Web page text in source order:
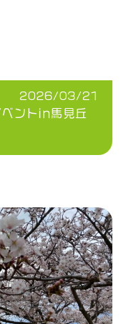
2026/03/21
ントin馬見丘